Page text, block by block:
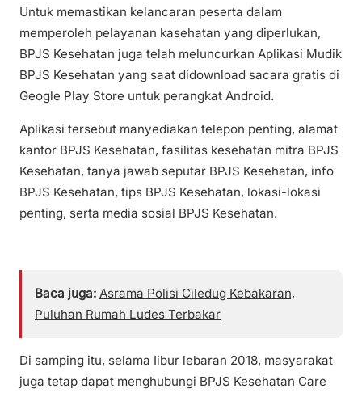
Untuk memastikan kelancaran peserta dalam
memperoleh pelayanan kasehatan yang diperlukan,
BPJS Kesehatan juga telah meluncurkan Aplikasi Mudik
BPJS Kesehatan yang saat didownload sacara gratis di
Geogle Play Store untuk perangkat Android.
Aplikasi tersebut manyediakan telepon penting, alamat
kantor BPJS Kesehatan, fasilitas kesehatan mitra BPJS
Kesehatan, tanya jawab seputar BPJS Kesehatan, info
BPJS Kesehatan, tips BPJS Kesehatan, lokasi-lokasi
penting, serta media sosial BPJS Kesehatan.
Baca juga: Asrama Polisi Ciledug Kebakaran,
Puluhan Rumah Ludes Terbakar
Di samping itu, selama Iibur lebaran 2018, masyarakat
juga tetap dapat menghubungi BPJS Kesehatan Care